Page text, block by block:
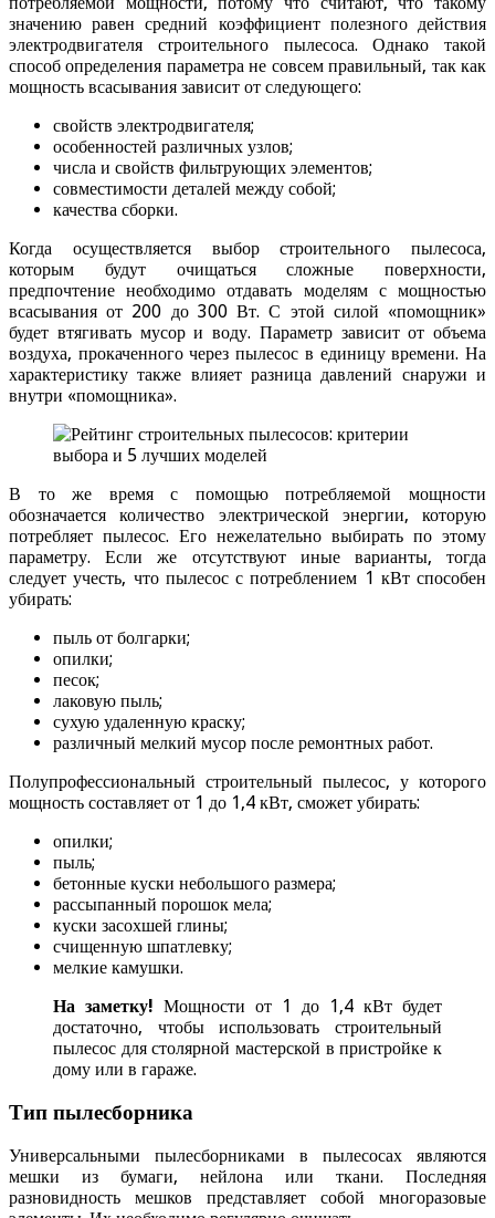
значению равен средний коэффициент полезного действия
электродвигателя строительного пылесоса. Однако такой
способ определения параметра не совсем правильный, так как
мощность всасывания зависит от следующего:
свойств электродвигателя;
особенностей различных узлов;
числа и свойств фильтрующих элементов;
совместимости деталей между собой;
качества сборки.
Когда осуществляется выбор строительного пылесоса,
которым будут очищаться сложные поверхности,
предпочтение необходимо отдавать моделям с мощностью
всасывания от 200 до 300 Вт. С этой силой «помощник»
будет втягивать мусор и воду. Параметр зависит от объема
воздуха, прокаченного через пылесос в единицу времени. На
характеристику также влияет разница давлений снаружи и
внутри «помощника».
В то же время с помощью потребляемой мощности
обозначается количество электрической энергии, которую
потребляет пылесос. Его нежелательно выбирать по этому
параметру. Если же отсутствуют иные варианты, тогда
следует учесть, что пылесос с потреблением 1 кВт способен
убирать:
пыль от болгарки;
опилки;
песок;
лаковую пыль;
сухую удаленную краску;
различный мелкий мусор после ремонтных работ.
Полупрофессиональный строительный пылесос, у которого
мощность составляет от 1 до 1,4 кВт, сможет убирать:
опилки;
пыль;
бетонные куски небольшого размера;
рассыпанный порошок мела;
куски засохшей глины;
счищенную шпатлевку;
мелкие камушки.
На заметку! Мощности от 1 до 1,4 кВт будет
достаточно, чтобы использовать строительный
пылесос для столярной мастерской в пристройке к
дому или в гараже.
Тип пылесборника
Универсальными пылесборниками в пылесосах являются
мешки из бумаги, нейлона или ткани. Последняя
разновидность мешков представляет собой многоразовые